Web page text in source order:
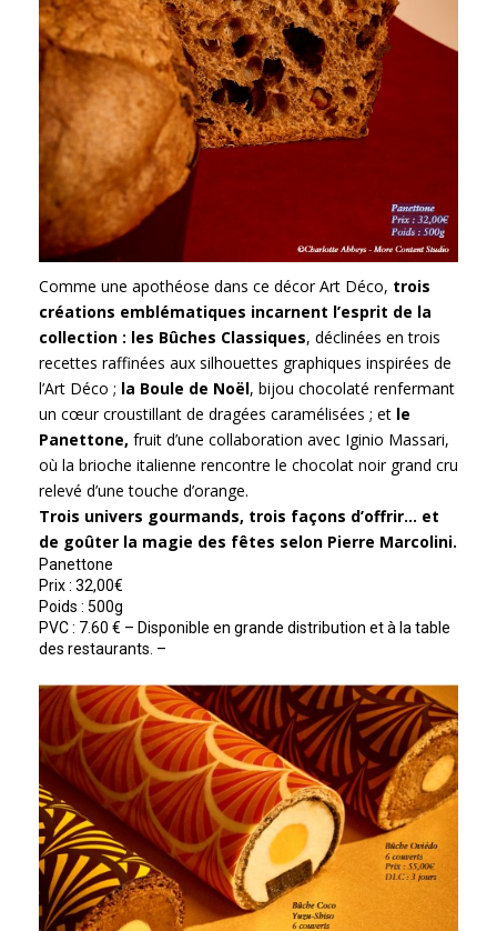
Comme une apothéose dans ce décor Art Déco, trois
créations emblématiques incarnent l’esprit de la
collection : les Bûches Classiques, déclinées en trois
recettes raffinées aux silhouettes graphiques inspirées de
l’Art Déco ; la Boule de Noël, bijou chocolaté renfermant
un cœur croustillant de dragées caramélisées ; et le
Panettone, fruit d’une collaboration avec Iginio Massari,
où la brioche italienne rencontre le chocolat noir grand cru
relevé d’une touche d’orange.
Trois univers gourmands, trois façons d’offrir… et
de goûter la magie des fêtes selon Pierre Marcolini.
Panettone
Prix : 32,00€
Poids : 500g
PVC : 7.60 € – Disponible en grande distribution et à la table
des restaurants. –